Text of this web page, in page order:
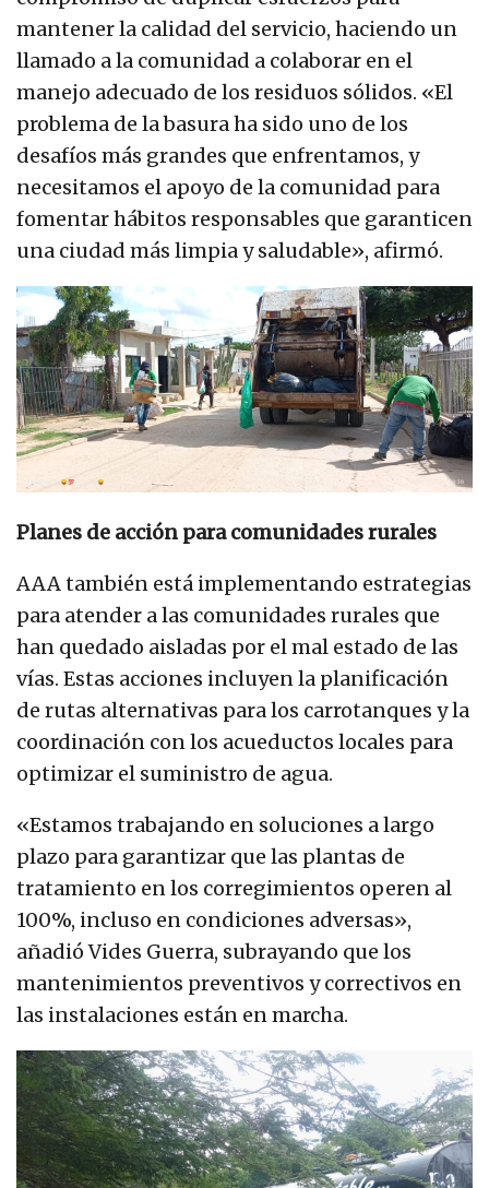
mantener la calidad del servicio, haciendo un
llamado a la comunidad a colaborar en el
manejo adecuado de los residuos sólidos. «El
problema de la basura ha sido uno de los
desafíos más grandes que enfrentamos, y
necesitamos el apoyo de la comunidad para
fomentar hábitos responsables que garanticen
una ciudad más limpia y saludable», afirmó.
Planes de acción para comunidades rurales
AAA también está implementando estrategias
para atender a las comunidades rurales que
han quedado aisladas por el mal estado de las
vías. Estas acciones incluyen la planificación
de rutas alternativas para los carrotanques y la
coordinación con los acueductos locales para
optimizar el suministro de agua.
«Estamos trabajando en soluciones a largo
plazo para garantizar que las plantas de
tratamiento en los corregimientos operen al
100%, incluso en condiciones adversas»,
añadió Vides Guerra, subrayando que los
mantenimientos preventivos y correctivos en
las instalaciones están en marcha.